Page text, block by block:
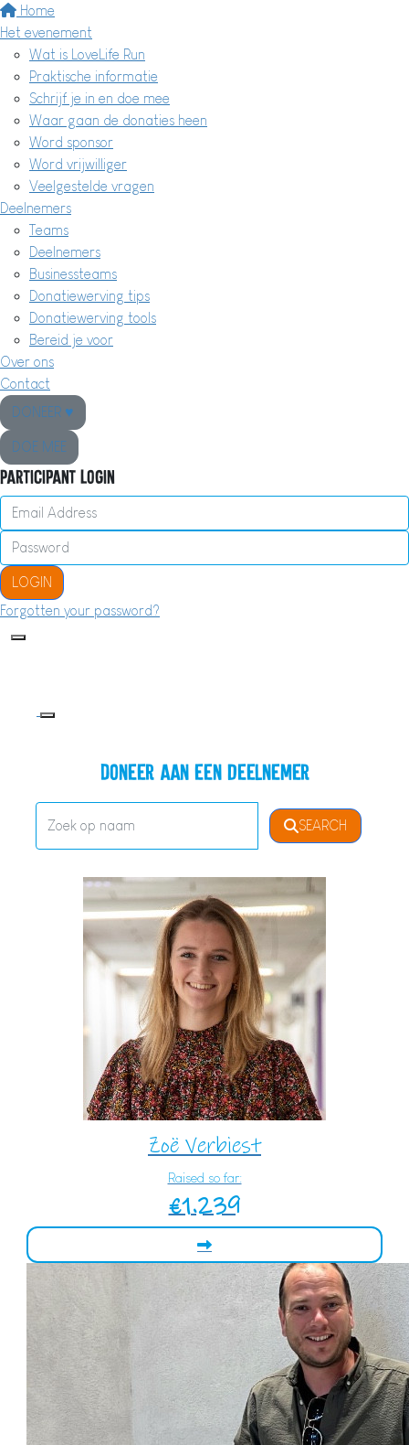
Home
Het evenement
Wat is LoveLife Run
Praktische informatie
Schrijf je in en doe mee
Waar gaan de donaties heen
Word sponsor
Word vrijwilliger
Veelgestelde vragen
Deelnemers
Teams
Deelnemers
Businessteams
Donatiewerving tips
Donatiewerving tools
Bereid je voor
Over ons
Contact
DONEER ♥
DOE MEE
Participant Login
LOGIN
Forgotten your password?
Doneer aan een deelnemer
SEARCH
Zoë Verbiest
Raised so far:
€1.239